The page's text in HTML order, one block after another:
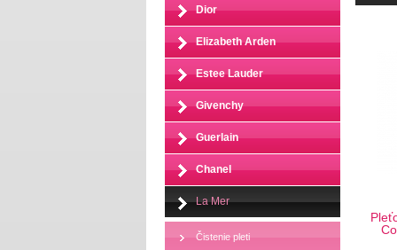
Dior
Elizabeth Arden
Estee Lauder
Givenchy
Guerlain
Chanel
La Mer
Čistenie pleti